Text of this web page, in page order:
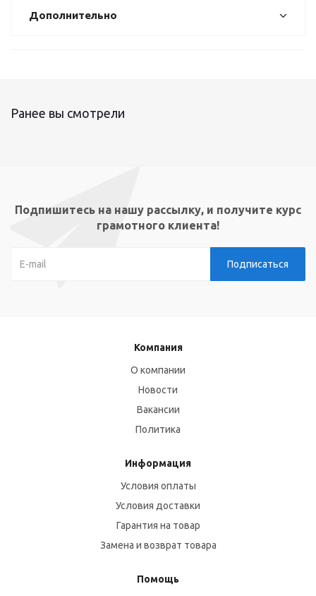
Дополнительно
Ранее вы смотрели
Подпишитесь на нашу рассылку, и получите курс
грамотного клиента!
Компания
О компании
Новости
Вакансии
Политика
Информация
Условия оплаты
Условия доставки
Гарантия на товар
Замена и возврат товара
Помощь